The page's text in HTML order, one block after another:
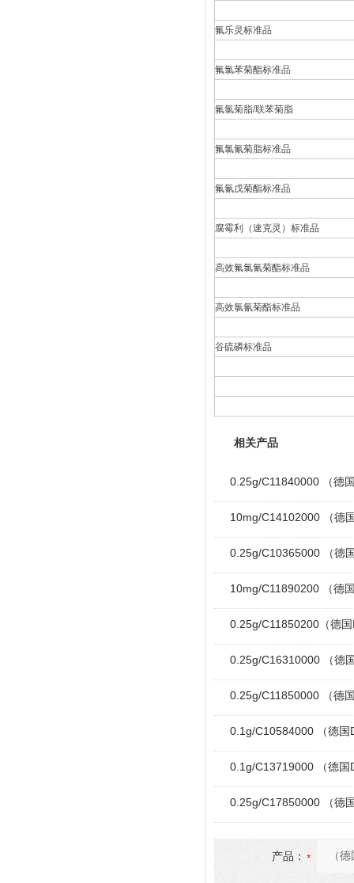
氟乐灵标准品
氟氯苯菊酯标准品
氟氯菊脂/联苯菊脂
氟氯氰菊脂标准品
氟氰戊菊酯标准品
腐霉利（速克灵）标准品
高效氟氯氰菊酯标准品
高效氯氰菊酯标准品
谷硫磷标准品
相关产品
0.25g/C11840000 （德
10mg/C14102000 （德
0.25g/C10365000 （德
10mg/C11890200 （德
0.25g/C11850200（德
0.25g/C16310000 （德
0.25g/C11850000 （德
0.1g/C10584000 （德国
0.1g/C13719000 （德
0.25g/C17850000 （德
产品：